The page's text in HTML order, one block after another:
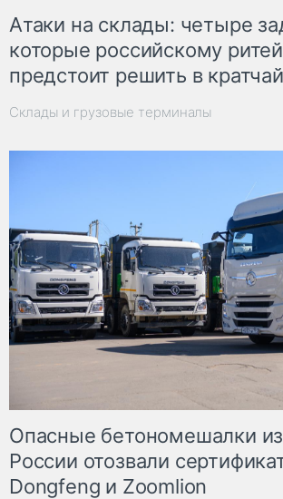
Атаки на склады: четыре
которые российскому
предстоит решить в
Склады и грузовые терминалы
Опасные бетономешалки
России отозвали
Dongfeng и Zoomlion